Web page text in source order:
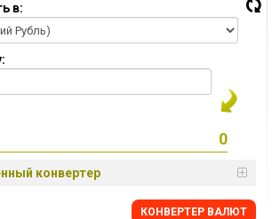
в:
конвертер
КОНВЕРТЕР ВАЛЮТ